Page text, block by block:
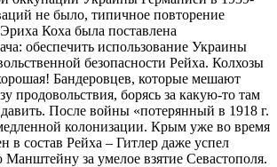
не было, типичное повторение
Коха была поставлена
обеспечить использование Украины
безопасности Рейха. Колхозы
Бандеровцев, которые мешают
продовольствия, борясь за какую-то там
После войны «потерянный в 1918 г.
колонизации. Крым уже во время
в состав Рейха – Гитлер даже успел
за умелое взятие Севастополя.